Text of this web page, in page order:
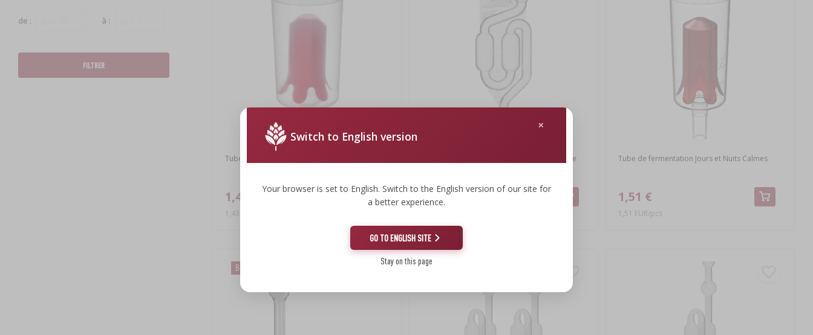
de : à :
FILTRER
Tube de fermentation CICHOSZA!
1,43 €
1,43 EUR/pcs
Tube de fermentation MAXI avec bouchon de
1,26 €
Tube de fermentation Jours et Nuits Calmes
1,51 €
1,51 EUR/pcs
Bonne affaire !
Switch to English version
Your browser is set to English. Switch to the English version of our site for
a better experience.
GO TO ENGLISH SITE
Stay on this page